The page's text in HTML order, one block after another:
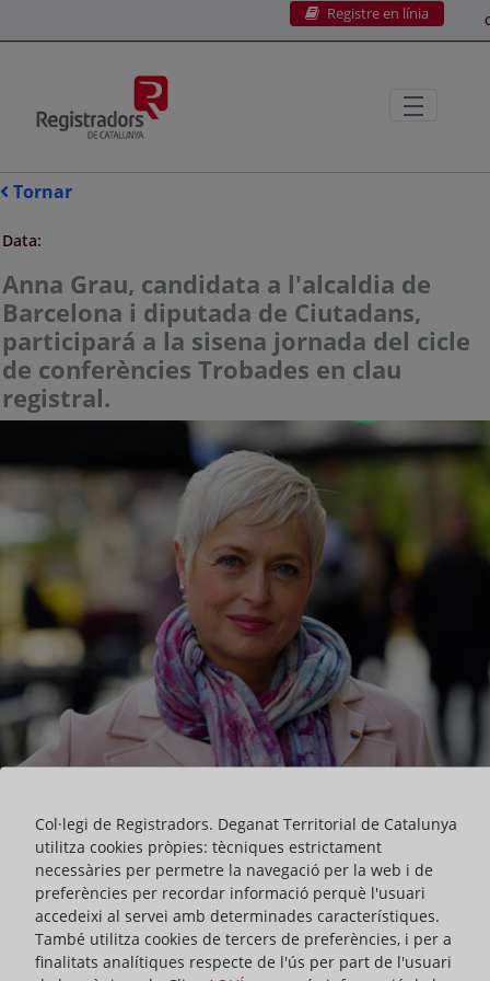
Registre en línia
Tornar
Data:
Anna Grau, candidata a l'alcaldia de
Barcelona i diputada de Ciutadans,
participará a la sisena jornada del cicle
de conferències Trobades en clau
registral.
Col·legi de Registradors. Deganat Territorial de Catalunya
utilitza cookies pròpies: tècniques estrictament
necessàries per permetre la navegació per la web i de
preferències per recordar informació perquè l'usuari
accedeixi al servei amb determinades característiques.
També utilitza cookies de tercers de preferències, i per a
finalitats analítiques respecte de l'ús per part de l'usuari